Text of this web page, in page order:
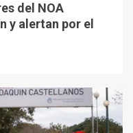
del NOA
y alertan por el